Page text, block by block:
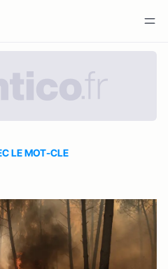
LE MOT-CLE